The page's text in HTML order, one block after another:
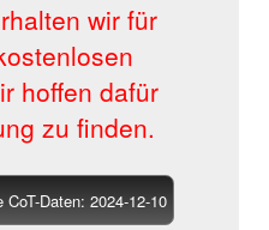
wir für
hoffen dafür
zu finden.
Daten: 2024-12-10